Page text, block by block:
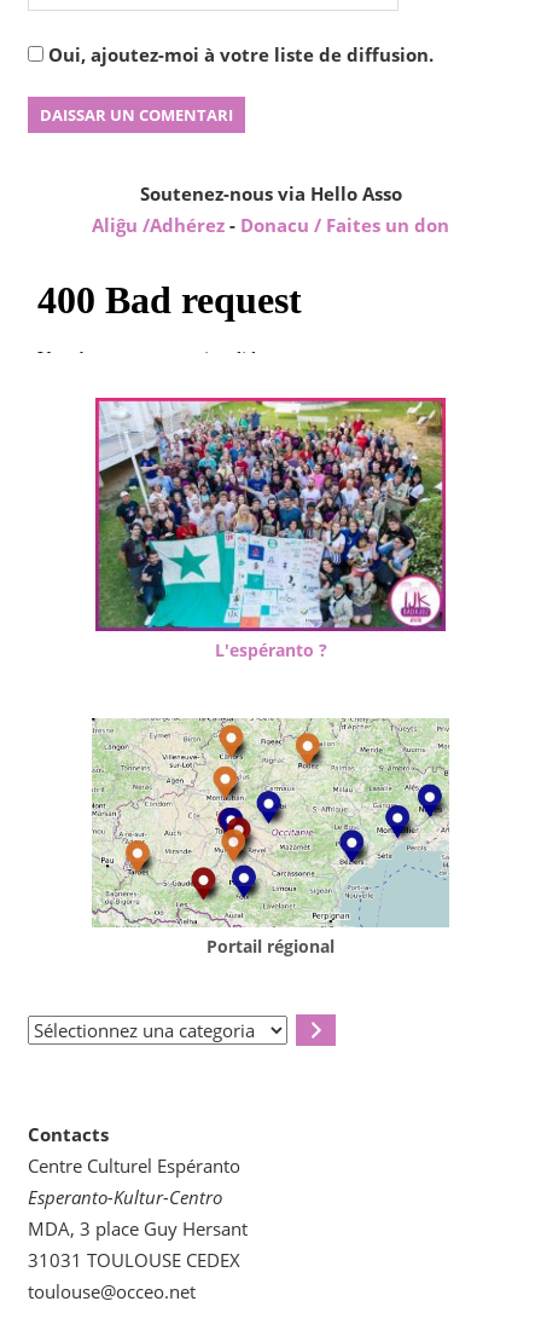
Oui, ajoutez-moi à votre liste de diffusion.
Soutenez-nous via Hello Asso
Aliĝu /Adhérez - Donacu / Faites un don
L'espéranto ?
Portail régional
Sélectionnez
Contacts
Centre Culturel Espéranto
Esperanto-Kultur-Centro
MDA, 3 place Guy Hersant
31031 TOULOUSE CEDEX
toulouse@occeo.net